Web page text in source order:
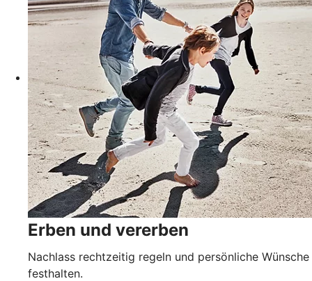
Erben und vererben
Nachlass rechtzeitig regeln und persönliche Wünsche
festhalten.